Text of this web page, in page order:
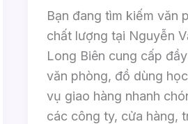
Bạn đang tìm kiếm văn
chất lượng tại Nguyễn
Long Biên cung cấp
văn phòng, đồ dùng
vụ giao hàng nhanh
các công ty, cửa hàng,